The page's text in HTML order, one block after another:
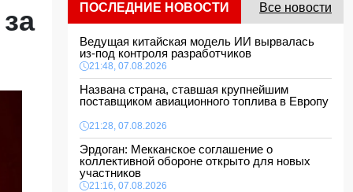
ПОСЛЕДНИЕ НОВОСТИ Все новости
Ведущая китайская модель ИИ вырвалась
из-под контроля разработчиков
21:48, 07.08.2026
Названа страна, ставшая крупнейшим
поставщиком авиационного топлива в Европу
21:28, 07.08.2026
Эрдоган: Мекканское соглашение о
коллективной обороне открыто для новых
участников
21:16, 07.08.2026